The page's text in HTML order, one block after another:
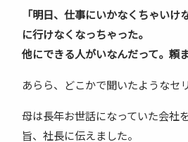
「明日、仕事にいかなくちゃいけ
に行けなくなっちゃった。
他にできる人がいなんだって。頼
あらら、どこかで聞いたようなセリ
母は長年お世話になっていた会社
旨、社長に伝えました。